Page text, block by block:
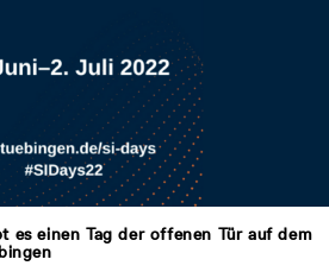
es einen Tag der offenen Tür auf dem